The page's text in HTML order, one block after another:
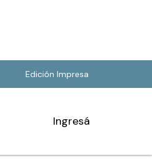
Edición Impresa
Ingresá